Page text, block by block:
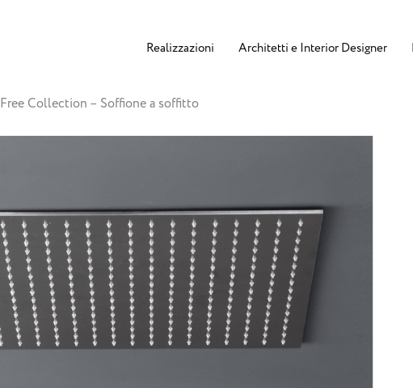
Realizzazioni Architetti e Interior Designer
Free Collection – Soffione a soffitto